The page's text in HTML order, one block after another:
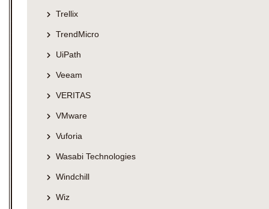
Trellix
TrendMicro
UiPath
Veeam
VERITAS
VMware
Vuforia
Wasabi Technologies
Windchill
Wiz